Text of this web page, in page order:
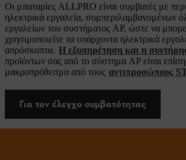
Οι μπαταρίες ALLPRO είναι συμβατές με
ηλεκτρικά εργαλεία, συμπεριλαμβανομένων
εργαλείων του συστήματος AP, ώστε να
χρησιμοποιείτε τα υπάρχοντα ηλεκτρικά
απρόσκοπτα. Η εξυπηρέτηση και η
προϊόντων σας από το σύστημα AP είναι
μακροπρόθεσμα από τους αντιπροσώπους
Για τον έλεγχο συμβατότητας